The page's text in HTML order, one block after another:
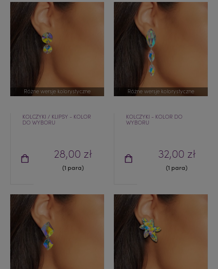
Różne wersje kolorystyczne
KOLCZYKI / KLIPSY - KOLOR
DO WYBORU
28,00 zł
(1 para)
Różne wersje kolorystyczne
KOLCZYKI - KOLOR DO
WYBORU
32,00 zł
(1 para)